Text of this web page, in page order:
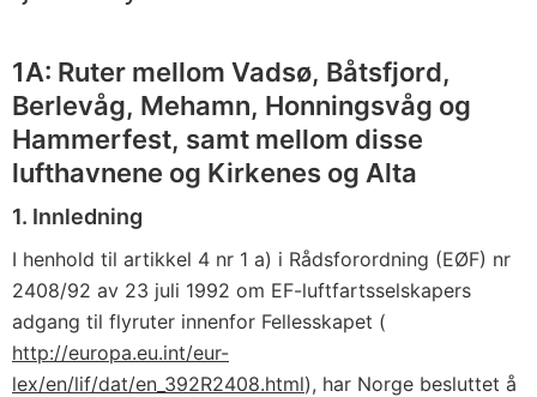
1A: Ruter mellom Vadsø, Båtsfjord,
Berlevåg, Mehamn, Honningsvåg og
Hammerfest, samt mellom disse
lufthavnene og Kirkenes og Alta
1. Innledning
I henhold til artikkel 4 nr 1 a) i Rådsforordning (EØF) nr
2408/92 av 23 juli 1992 om EF-luftfartsselskapers
adgang til flyruter innenfor Fellesskapet (
http://europa.eu.int/eur-
lex/en/lif/dat/en_392R2408.html), har Norge besluttet å